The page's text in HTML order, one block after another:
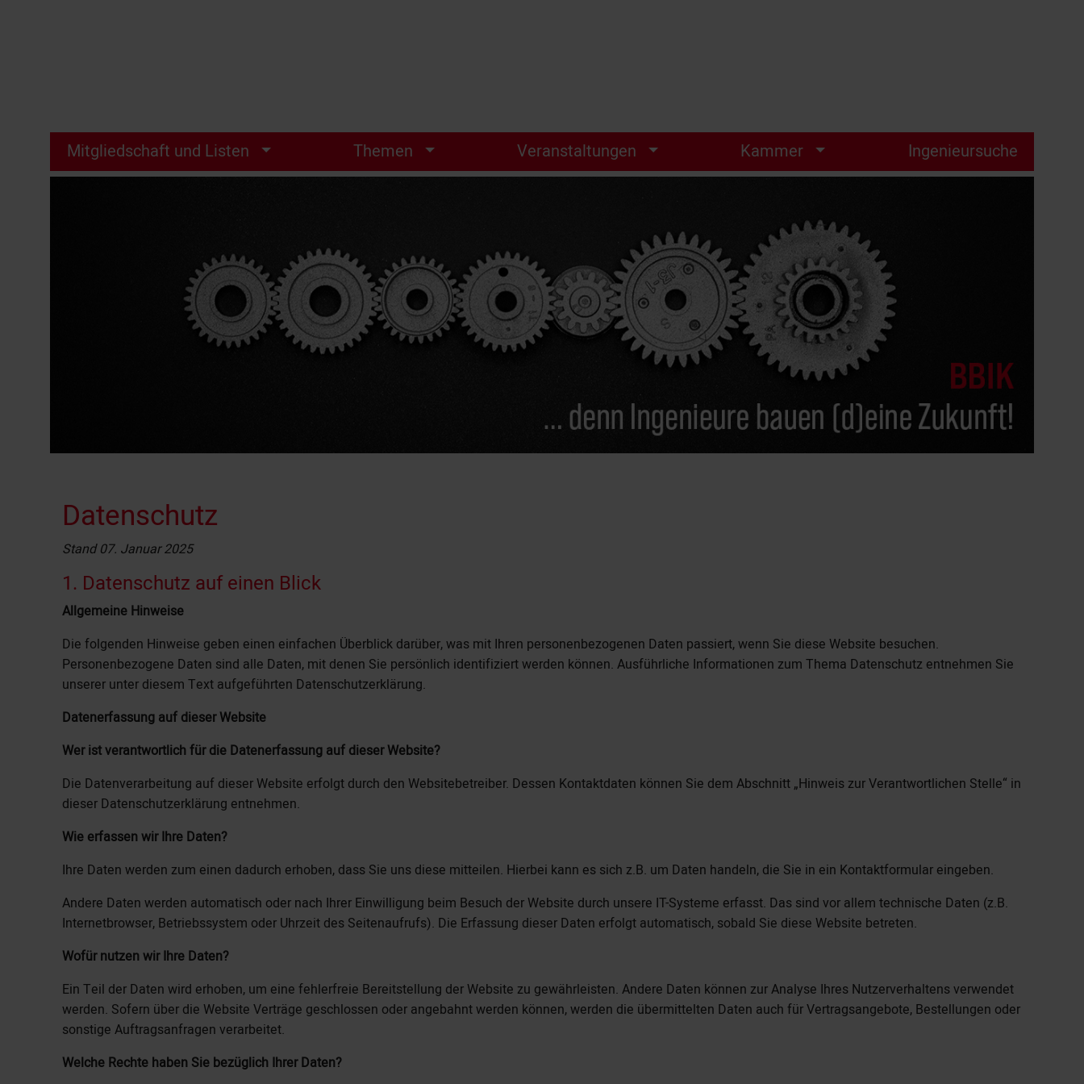
Mitgliedschaft und Listen Themen Veranstaltungen Kammer Ingenieursuche
Datenschutz
Stand 07. Januar 2025
1. Datenschutz auf einen Blick
Allgemeine Hinweise
Die folgenden Hinweise geben einen einfachen Überblick darüber, was mit Ihren personenbezogenen Daten passiert, wenn Sie diese Website besuchen.
Personenbezogene Daten sind alle Daten, mit denen Sie persönlich identifiziert werden können. Ausführliche Informationen zum Thema Datenschutz entnehmen Sie
unserer unter diesem Text aufgeführten Datenschutzerklärung.
Datenerfassung auf dieser Website
Wer ist verantwortlich für die Datenerfassung auf dieser Website?
Die Datenverarbeitung auf dieser Website erfolgt durch den Websitebetreiber. Dessen Kontaktdaten können Sie dem Abschnitt „Hinweis zur Verantwortlichen Stelle“ in
dieser Datenschutzerklärung entnehmen.
Wie erfassen wir Ihre Daten?
Ihre Daten werden zum einen dadurch erhoben, dass Sie uns diese mitteilen. Hierbei kann es sich z.B. um Daten handeln, die Sie in ein Kontaktformular eingeben.
Andere Daten werden automatisch oder nach Ihrer Einwilligung beim Besuch der Website durch unsere IT-Systeme erfasst. Das sind vor allem technische Daten (z.B.
Internetbrowser, Betriebssystem oder Uhrzeit des Seitenaufrufs). Die Erfassung dieser Daten erfolgt automatisch, sobald Sie diese Website betreten.
Wofür nutzen wir Ihre Daten?
Ein Teil der Daten wird erhoben, um eine fehlerfreie Bereitstellung der Website zu gewährleisten. Andere Daten können zur Analyse Ihres Nutzerverhaltens verwendet
werden. Sofern über die Website Verträge geschlossen oder angebahnt werden können, werden die übermittelten Daten auch für Vertragsangebote, Bestellungen oder
sonstige Auftragsanfragen verarbeitet.
Welche Rechte haben Sie bezüglich Ihrer Daten?